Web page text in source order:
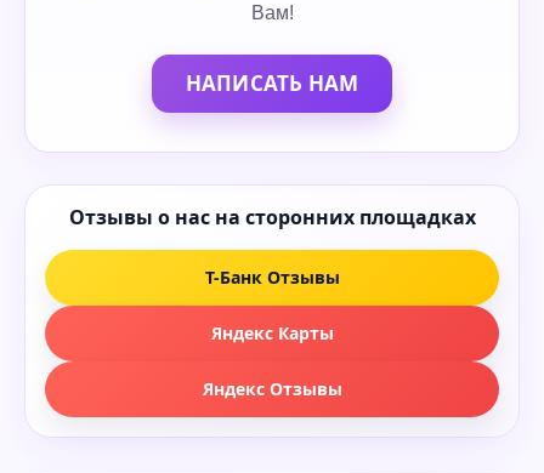
Вам!
НАПИСАТЬ НАМ
Отзывы о нас на сторонних площадках
Т-Банк Отзывы
Яндекс Карты
Яндекс Отзывы